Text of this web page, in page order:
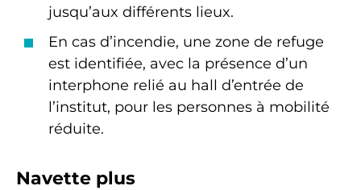
jusqu’aux différents lieux.
En cas d’incendie, une zone de refuge
est identifiée, avec la présence d’un
interphone relié au hall d’entrée de
l’institut, pour les personnes à mobilité
réduite.
Navette plus